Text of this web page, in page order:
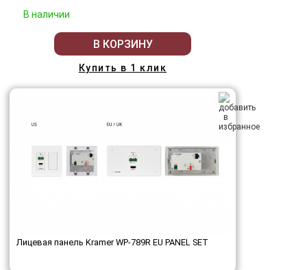
В наличии
В КОРЗИНУ
Купить в 1 клик
Лицевая панель Kramer WP-789R EU PANEL SET